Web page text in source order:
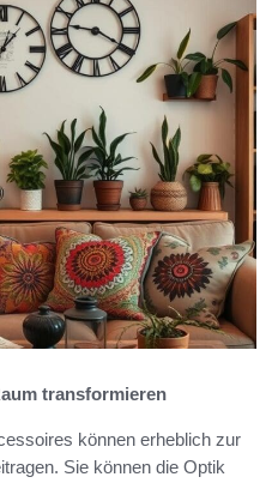
transformieren
können erheblich zur
Sie können die Optik